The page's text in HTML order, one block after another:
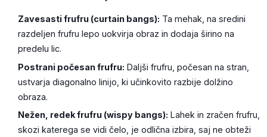
Zavesasti frufru (curtain bangs): Ta mehak, na sredini
razdeljen frufru lepo uokvirja obraz in dodaja širino na
predelu lic.
Postrani počesan frufru: Daljši frufru, počesan na stran,
ustvarja diagonalno linijo, ki učinkovito razbije dolžino
obraza.
Nežen, redek frufru (wispy bangs): Lahek in zračen frufru,
skozi katerega se vidi čelo, je odlična izbira, saj ne obteži